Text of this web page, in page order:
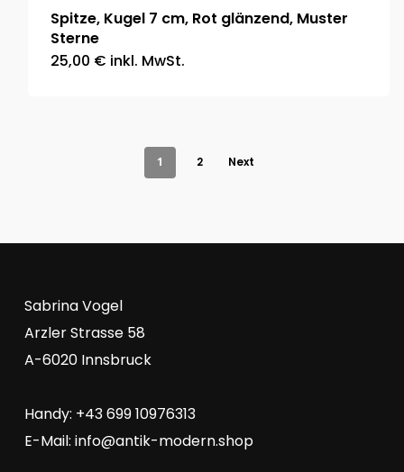
Spitze, Kugel 7 cm, Rot glänzend, Muster
Sterne
25,00 € inkl. MwSt.
1 2 Next
Sabrina Vogel
Arzler Strasse 58
A-6020 Innsbruck
Handy: +43 699 10976313
E-Mail: info@antik-modern.shop